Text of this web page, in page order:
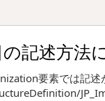
記述方法
要素では記